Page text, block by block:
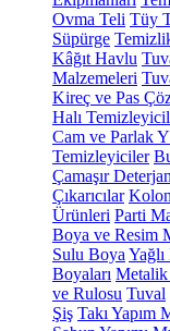
Ovma Teli Tüy
Süpürge
Kâğıt Havlu
Malzemeleri
Kireç ve Pas
Halı
Cam ve Parlak
Temizleyiciler
Çamaşır
Çıkarıcılar
Ürünleri Parti
Boya ve Resim
Sulu Boya
Boyaları
ve Rulosu Tuval
Şiş Takı Yapım